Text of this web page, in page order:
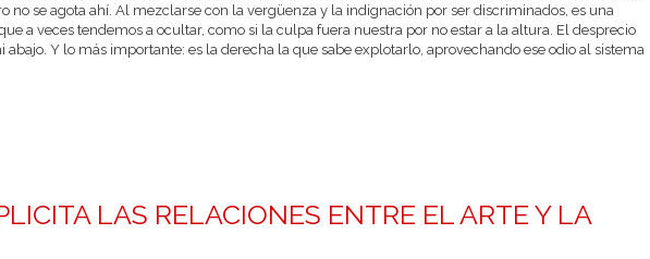
no se agota ahí. Al mezclarse con la vergüenza y la indignación por ser discriminados, es una
a veces tendemos a ocultar, como si la culpa fuera nuestra por no estar a la altura. El desprecio
abajo. Y lo más importante: es la derecha la que sabe explotarlo, aprovechando ese odio al sistema
LAS RELACIONES ENTRE EL ARTE Y LA